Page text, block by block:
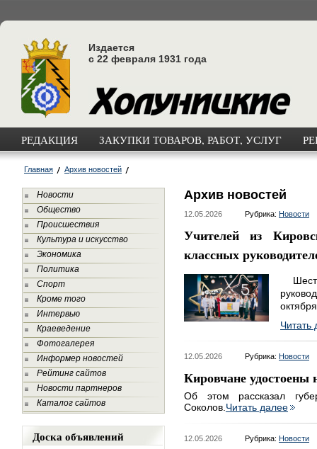
Издается
с 22 февраля 1931 года
РЕДАКЦИЯ ЗАКУПКИ ТОВАРОВ, РАБОТ, УСЛУГ
Главная Архив новостей
Новости
Общество
Происшествия
Культура и искусство
Экономика
Политика
Спорт
Кроме того
Интервью
Краеведение
Фотогалерея
Информер новостей
Рейтинг сайтов
Новости партнеров
Каталог сайтов
Доска объявлений
Архив новостей
12.05.2026 Рубрика: Новости
Учителей из
классных
Читать
12.05.2026 Рубрика: Новости
Кировчане удостоены
Об этом рассказал
Соколов. Читать далее
12.05.2026 Рубрика: Новости